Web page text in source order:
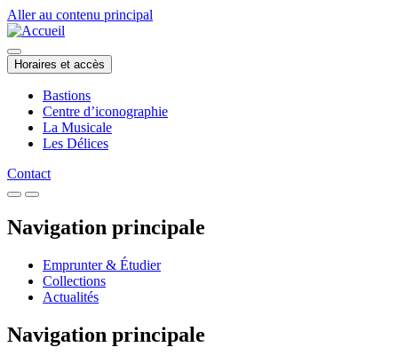
Aller au contenu principal
Horaires et accès
Bastions
Centre d’iconographie
La Musicale
Les Délices
Contact
Navigation principale
Emprunter & Étudier
Collections
Actualités
Navigation principale